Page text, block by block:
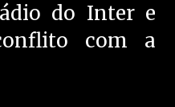
do Inter e
com a